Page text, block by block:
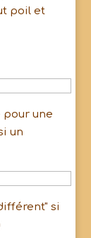
poil et
une
un
si